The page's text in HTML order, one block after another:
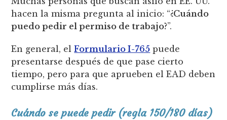
hacen la misma pregunta al inicio: “¿Cuándo
puedo pedir el permiso de trabajo?”.
En general, elFormulario I-765 puede
presentarse después de que pase cierto
tiempo, pero para que aprueben el EAD deben
cumplirse más días.
Cuándo se puede pedir (regla 150/180 días)